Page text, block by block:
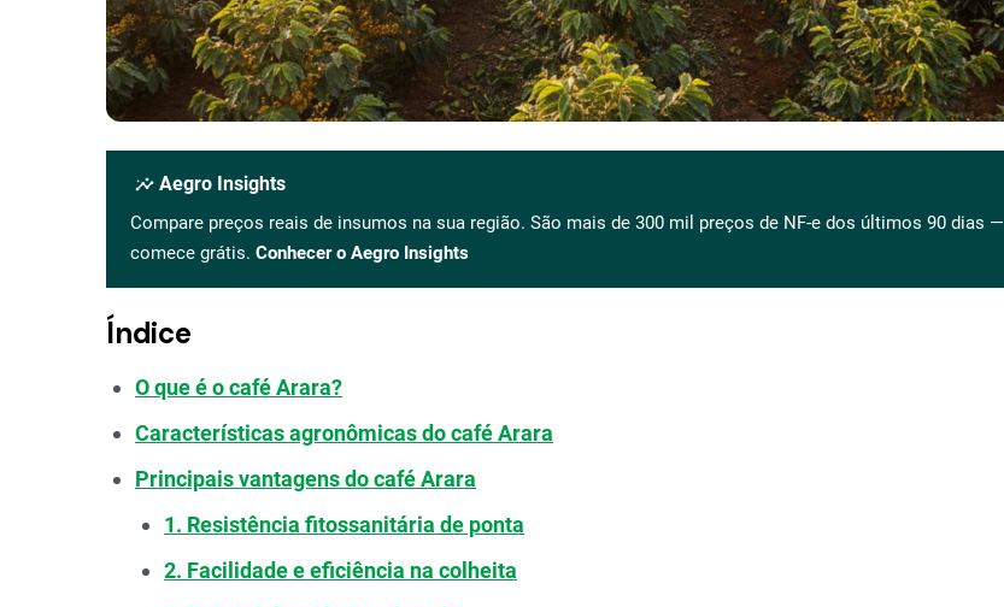
insights Aegro Insights
Compare preços reais de insumos na sua região. São mais de 300 mil preços de NF-e dos últimos 90 dias —
comece grátis. Conhecer o Aegro Insights
Índice
O que é o café Arara?
Características agronômicas do café Arara
Principais vantagens do café Arara
1. Resistência fitossanitária de ponta
2. Facilidade e eficiência na colheita